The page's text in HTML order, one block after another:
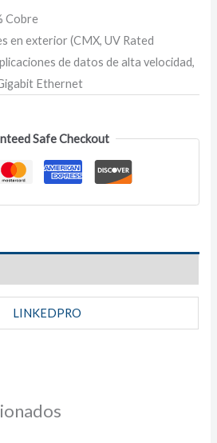
Cobre
en exterior (CMX, UV Rated
de datos de alta velocidad,
Ethernet
Safe Checkout
LINKEDPRO